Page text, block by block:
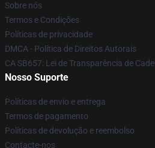
Sobre nós
Termos e Condições
Políticas de privacidade
DMCA - Política de Direitos Autorais
CA SB657: Lei de Transparência de
Nosso Suporte
Políticas de envio e entrega
Termos de pagamento
Políticas de devolução e reembolso
Contacte-nos